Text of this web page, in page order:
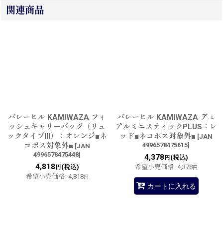
関連商品
バレーヒル KAMIWAZA フィ
ッシュキャリーバッグ（リュ
ックタイプIII）：オレンジ■ネ
コポス対象外■ [JAN
4996578475448]
4,818 円(税込)
希望小売価格: 4,818円
バレーヒル KAMIWAZA デュ
アルミニスティックPLUS：レ
ッド■ネコポス対象外■ [JAN
4996578475615]
4,378 円(税込)
希望小売価格: 4,378円
カートに入れる